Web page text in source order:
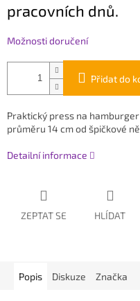
pracovních dnů.
Možnosti doručení
Přidat do
Praktický press na
průměru 14 cm od špičkové
Detailní informace
ZEPTAT SE HLÍDAT
Popis Diskuze Značka